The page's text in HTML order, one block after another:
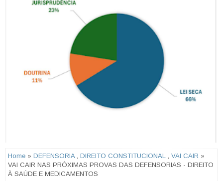
Home » DEFENSORIA DIREITO CONSTITUCIONAL VAI CAIR »
VAI CAIR NAS PRÓXIMAS PROVAS DAS DEFENSORIAS - DIREITO
À SAÚDE E MEDICAMENTOS